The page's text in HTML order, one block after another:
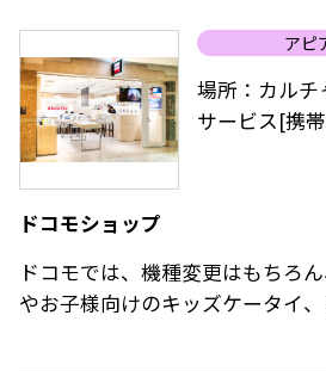
り入れたデザイン等、幅広い層
品をご用意しております。
【取扱いブランド】
天使のブラ・恋するブラ・フロラ
アピ
場所：カルチ
サービス[携
ドコモショップ
ドコモでは、機種変更はもちろ
やお子様向けのキッズケータイ